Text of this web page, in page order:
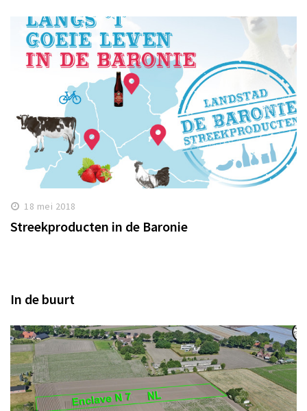
18 mei 2018
Streekproducten in de Baronie
In de buurt